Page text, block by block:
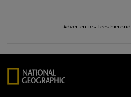
Advertentie - Lees